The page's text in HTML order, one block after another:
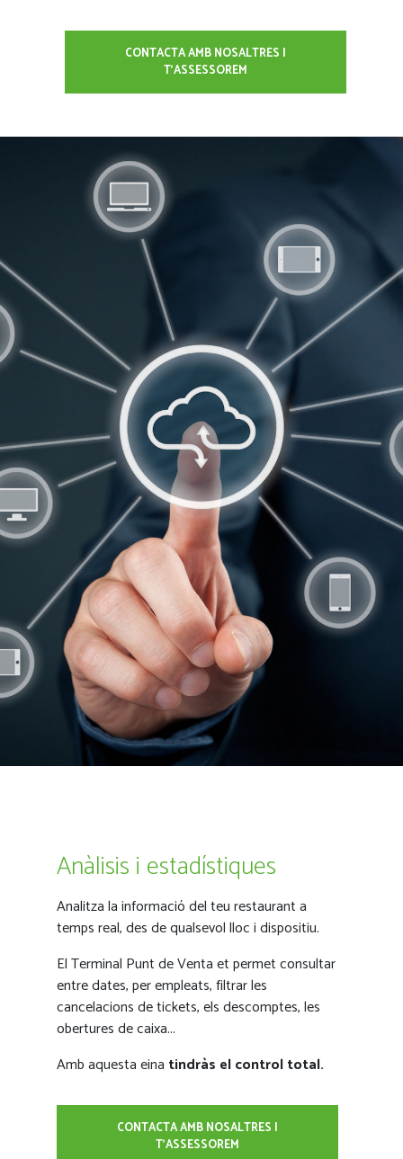
CONTACTA AMB NOSALTRES I
T'ASSESSOREM
Anàlisis i estadístiques
Analitza la informació del teu restaurant a
temps real, des de qualsevol lloc i dispositiu.
El Terminal Punt de Venta et permet consultar
entre dates, per empleats, filtrar les
cancelacions de tickets, els descomptes, les
obertures de caixa...
Amb aquesta eina tindràs el control total.
CONTACTA AMB NOSALTRES I
T'ASSESSOREM